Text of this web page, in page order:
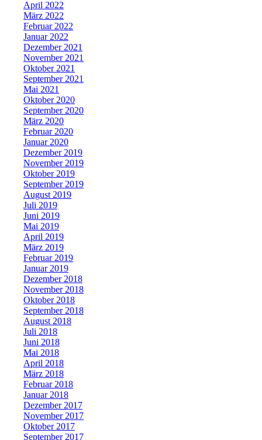
April 2022
März 2022
Februar 2022
Januar 2022
Dezember 2021
November 2021
Oktober 2021
September 2021
Mai 2021
Oktober 2020
September 2020
März 2020
Februar 2020
Januar 2020
Dezember 2019
November 2019
Oktober 2019
September 2019
August 2019
Juli 2019
Juni 2019
Mai 2019
April 2019
März 2019
Februar 2019
Januar 2019
Dezember 2018
November 2018
Oktober 2018
September 2018
August 2018
Juli 2018
Juni 2018
Mai 2018
April 2018
März 2018
Februar 2018
Januar 2018
Dezember 2017
November 2017
Oktober 2017
September 2017